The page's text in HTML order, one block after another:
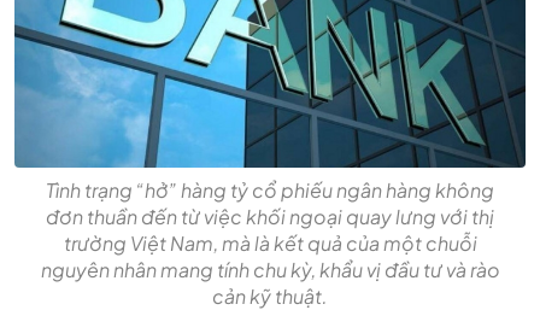
Tình trạng “hở” hàng tỷ cổ phiếu ngân hàng không
đơn thuần đến từ việc khối ngoại quay lưng với thị
trường Việt Nam, mà là kết quả của một chuỗi
nguyên nhân mang tính chu kỳ, khẩu vị đầu tư và rào
cản kỹ thuật.